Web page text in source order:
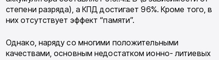
степе­ни разряда), а КПД достигает 96%. Кроме того, в
них отсутствует эффект “памяти”.
Однако, наряду со многими положительны­ми
качествами, основным недостатком ионно- литиевых